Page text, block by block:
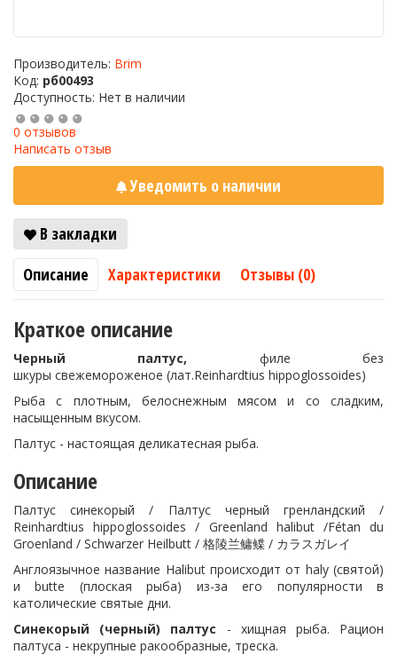
Производитель: Brim
Код: рб00493
Доступность: Нет в наличии
0 отзывов
Написать отзыв
Уведомить о наличии
В закладки
Описание
Характеристики Отзывы (0)
Краткое описание
Черный палтус, филе без
шкуры свежемороженое (лат.Reinhardtius hippoglossoides)
Рыба с плотным, белоснежным мясом и со сладким,
насыщенным вкусом.
Палтус - настоящая деликатесная рыба.
Описание
Палтус синекорый / Палтус черный гренландский /
Reinhardtius hippoglossoides / Greenland halibut /Fétan du
Groenland / Schwarzer Heilbutt / 格陵兰鳙鲽 / カラスガレイ
Англоязычное название Halibut происходит от haly (святой)
и butte (плоская рыба) из-за его популярности в
католические святые дни.
Синекорый (черный) палтус - хищная рыба. Рацион
палтуса - некрупные ракообразные, треска.